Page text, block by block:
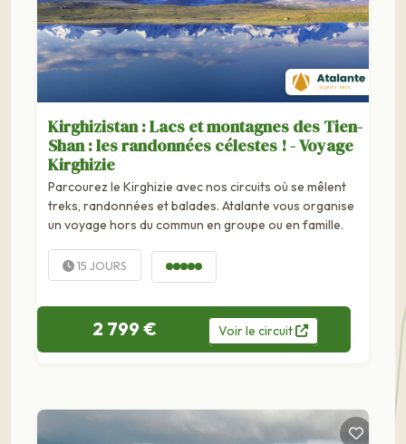
Kirghizistan : Lacs et montagnes des Tien-
Shan : les randonnées célestes ! - Voyage
Kirghizie
Parcourez le Kirghizie avec nos circuits où se mêlent
treks, randonnées et balades. Atalante vous organise
un voyage hors du commun en groupe ou en famille.
15 JOURS
2 799 € Voirle circuit